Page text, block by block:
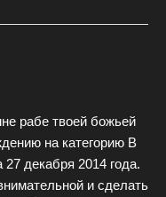
рабе твоей божьей
на категорию В
декабря 2014 года.
и сделать